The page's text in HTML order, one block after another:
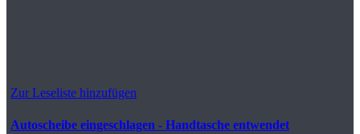
Zur Leseliste hinzufügen
Autoscheibe eingeschlagen - Handtasche entwendet